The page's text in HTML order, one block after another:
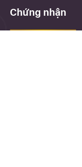
Chứng nhận